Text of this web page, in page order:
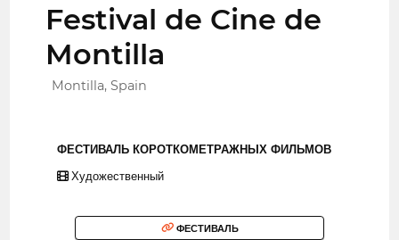
Festival de Cine de
Montilla
Montilla, Spain
ФЕСТИВАЛЬ КОРОТКОМЕТРАЖНЫХ ФИЛЬМОВ
Художественный
ФЕСТИВАЛЬ